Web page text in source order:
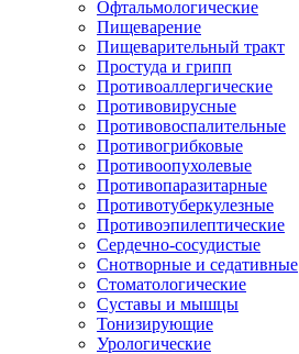
Офтальмологические
Пищеварение
Пищеварительный тракт
Простуда и грипп
Противоаллергические
Противовирусные
Противовоспалительные
Противогрибковые
Противоопухолевые
Противопаразитарные
Противотуберкулезные
Противоэпилептические
Сердечно-сосудистые
Снотворные и седативные
Стоматологические
Суставы и мышцы
Тонизирующие
Урологические